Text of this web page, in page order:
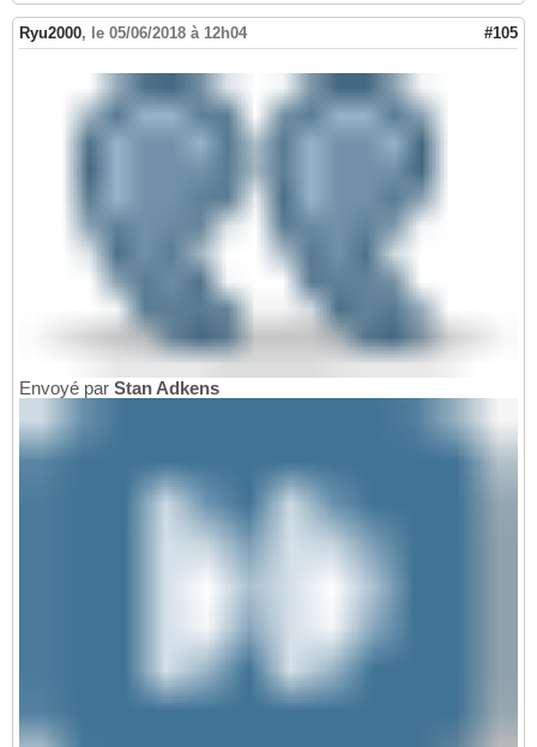
Ryu2000, le 05/06/2018 à 12h04 #105
Envoyé par Stan Adkens